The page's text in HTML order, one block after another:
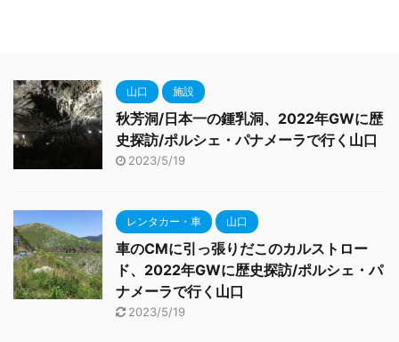
山口 施設
秋芳洞/日本一の鍾乳洞、2022年GWに歴
史探訪/ポルシェ・パナメーラで行く山口
2023/5/19
レンタカー・車 山口
車のCMに引っ張りだこのカルストロー
ド、2022年GWに歴史探訪/ポルシェ・パ
ナメーラで行く山口
2023/5/19